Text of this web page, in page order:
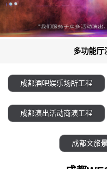
多功能厅
成都酒吧娱乐场所工程
成都演出活动商演工程
成都文旅